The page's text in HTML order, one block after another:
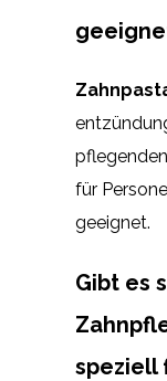
für
geeignet.
Gibt es
speziell